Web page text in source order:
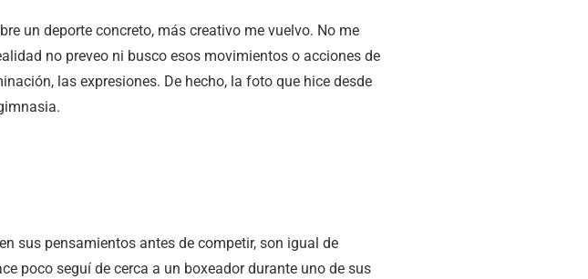
un deporte concreto, más creativo me vuelvo. No me
no preveo ni busco esos movimientos o acciones de
las expresiones. De hecho, la foto que hice desde
sus pensamientos antes de competir, son igual de
poco seguí de cerca a un boxeador durante uno de sus